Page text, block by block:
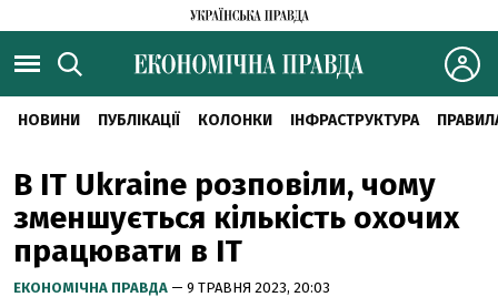
НОВИНИ ПУБЛІКАЦІЇ КОЛОНКИ ІНФРАСТРУКТУРА
В ІТ Ukraine розповіли, чому
зменшується кількість охочих
працювати в ІТ
ЕКОНОМІЧНА ПРАВДА — 9 ТРАВНЯ 2023, 20:03